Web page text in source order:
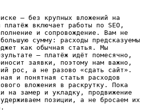
— без крупных вложений на
платёж включает работы по SEO,
и сопровождение. Вам не
сумму: расходы предсказуемы
как обычная статья. Мы
— платёж идёт помесячно,
заявки, поэтому нам важно,
рос, а не разово «сдать сайт».
и понятная статья расходов
вложения в раскрутку. Пока
на замер и укладку, продвижение
позиции, а не бросаем их